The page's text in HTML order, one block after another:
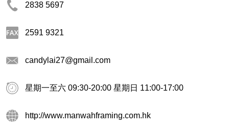
2838 5697
2591 9321
candylai27@gmail.com
星期一至六 09:30-20:00 星期日 11:00-17:00
http://www.manwahframing.com.hk